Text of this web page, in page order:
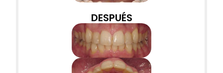
DESPUÉS